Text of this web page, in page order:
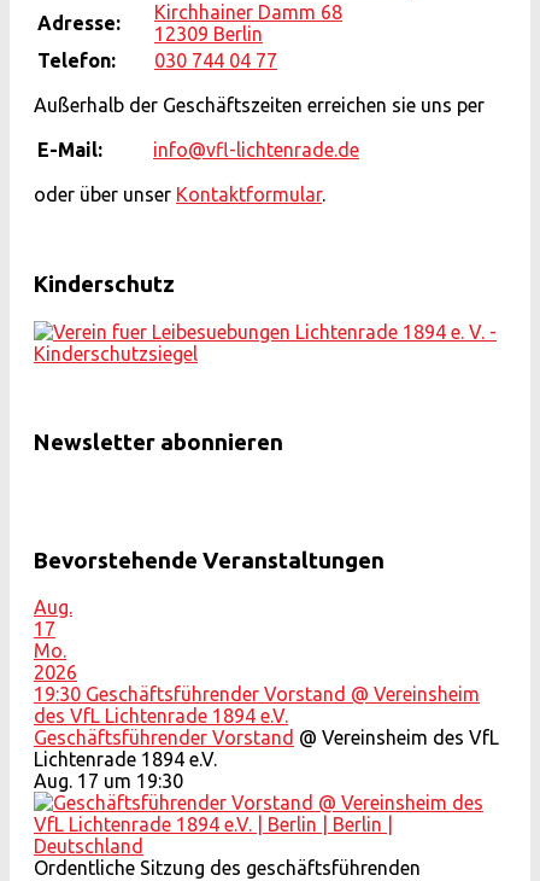
Adresse:
Kirchhainer Damm 68
12309 Berlin
Telefon:
030 744 04 77
Außerhalb der Geschäftszeiten erreichen sie uns per
E-Mail: info@vfl-lichtenrade.de
oder über unser Kontaktformular.
Kinderschutz
Newsletter abonnieren
Bevorstehende Veranstaltungen
Aug.
17
Mo.
2026
19:30 Geschäftsführender Vorstand @ Vereinsheim
des VfL Lichtenrade 1894 e.V.
Geschäftsführender Vorstand @ Vereinsheim des VfL
Lichtenrade 1894 e.V.
Aug. 17 um 19:30
Ordentliche Sitzung des geschäftsführenden